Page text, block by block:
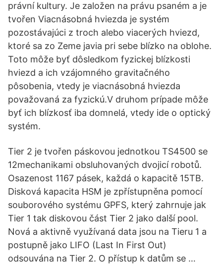
právní kultury. Je založen na právu psaném a je
tvořen Viacnásobná hviezda je systém
pozostávajúci z troch alebo viacerých hviezd,
ktoré sa zo Zeme javia pri sebe blízko na oblohe.
Toto môže byť dôsledkom fyzickej blízkosti
hviezd a ich vzájomného gravitačného
pôsobenia, vtedy je viacnásobná hviezda
považovaná za fyzickú.V druhom prípade môže
byť ich blízkosť iba domnelá, vtedy ide o optický
systém.
Tier 2 je tvořen páskovou jednotkou TS4500 se
12mechanikami obsluhovaných dvojicí robotů.
Osazenost 1167 pásek, každá o kapacitě 15TB.
Disková kapacita HSM je zpřístupněna pomocí
souborového systému GPFS, který zahrnuje jak
Tier 1 tak diskovou část Tier 2 jako další pool.
Nová a aktivně využívaná data jsou na Tieru 1 a
postupně jako LIFO (Last In First Out)
odsouvána na Tier 2. O přístup k datům se …